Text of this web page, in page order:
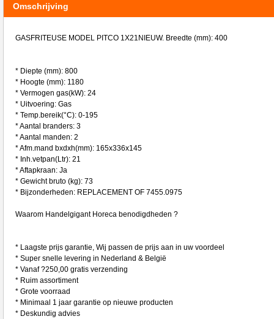
Omschrijving
GASFRITEUSE MODEL PITCO 1X21NIEUW. Breedte (mm): 400
* Diepte (mm): 800
* Hoogte (mm): 1180
* Vermogen gas(kW): 24
* Uitvoering: Gas
* Temp.bereik(°C): 0-195
* Aantal branders: 3
* Aantal manden: 2
* Afm.mand bxdxh(mm): 165x336x145
* Inh.vetpan(Ltr): 21
* Aftapkraan: Ja
* Gewicht bruto (kg): 73
* Bijzonderheden: REPLACEMENT OF 7455.0975
Waarom Handelgigant Horeca benodigdheden ?
* Laagste prijs garantie, Wij passen de prijs aan in uw voordeel
* Super snelle levering in Nederland & België
* Vanaf ?250,00 gratis verzending
* Ruim assortiment
* Grote voorraad
* Minimaal 1 jaar garantie op nieuwe producten
* Deskundig advies